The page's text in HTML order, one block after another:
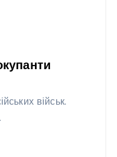
військ.